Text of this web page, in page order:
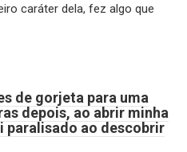
caráter dela, fez algo que
de gorjeta para uma
depois, ao abrir minha
paralisado ao descobrir